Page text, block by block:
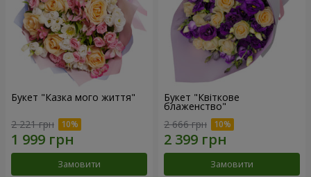
Букет "Казка мого життя"
2 221 грн
Замовити
Букет "Квіткове
блаженство"
2 666 грн
Замовити